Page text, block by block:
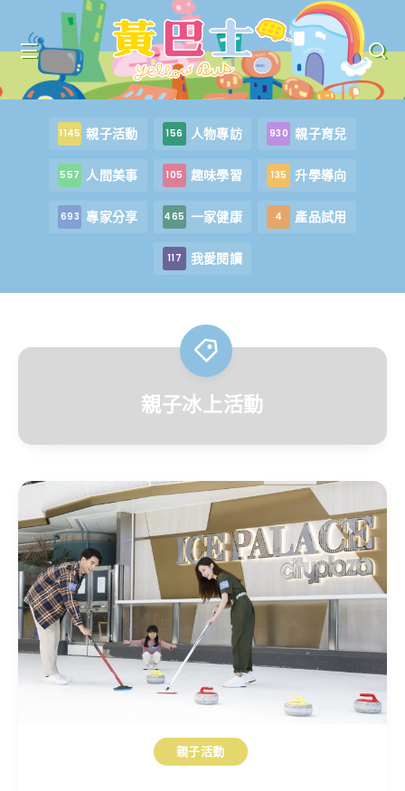
1145 親子活動 156 人物專訪 930 親子育兒
557 人間美事 105 趣味學習 135 升學導向
693 專家分享 465 一家健康 4 產品試用
117 我愛閱讀
親子冰上活動
親子活動